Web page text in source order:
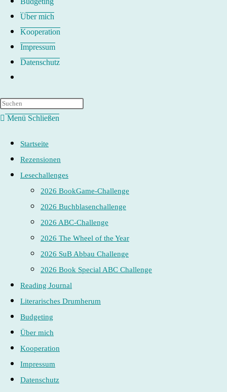
Über mich
Kooperation
Impressum
Datenschutz
umschalten
Menü Schließen
Startseite
Rezensionen
Lesechallenges
2026 BookGame-Challenge
2026 Buchblasenchallenge
2026 ABC-Challenge
2026 The Wheel of the Year
2026 SuB Abbau Challenge
2026 Book Special ABC Challenge
Reading Journal
Literarisches Drumherum
Budgeting
Über mich
Kooperation
Impressum
Datenschutz